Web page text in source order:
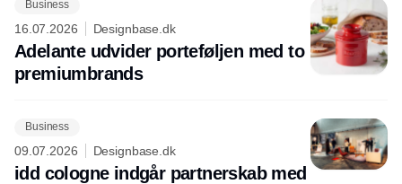
Business
16.07.2026 Designbase.dk
Adelante udvider porteføljen med to
premiumbrands
Business
09.07.2026 Designbase.dk
idd cologne indgår partnerskab med